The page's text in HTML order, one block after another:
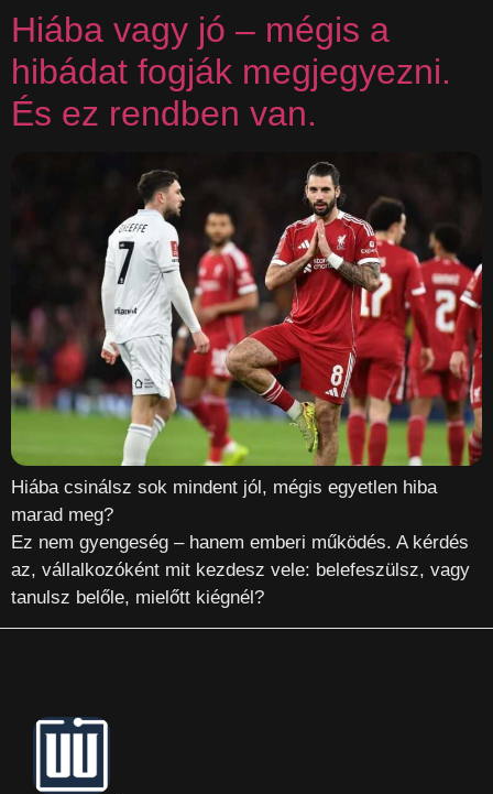
Hiába vagy jó – mégis a
hibádat fogják megjegyezni.
És ez rendben van.
Hiába csinálsz sok mindent jól, mégis egyetlen hiba
marad meg?
Ez nem gyengeség – hanem emberi működés. A kérdés
az, vállalkozóként mit kezdesz vele: belefeszülsz, vagy
tanulsz belőle, mielőtt kiégnél?